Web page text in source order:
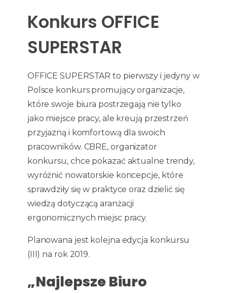
Konkurs OFFICE
SUPERSTAR
OFFICE SUPERSTAR to pierwszy i jedyny w
Polsce konkurs promujący organizacje,
które swoje biura postrzegają nie tylko
jako miejsce pracy, ale kreują przestrzeń
przyjazną i komfortową dla swoich
pracowników. CBRE, organizator
konkursu, chce pokazać aktualne trendy,
wyróżnić nowatorskie koncepcje, które
sprawdziły się w praktyce oraz dzielić się
wiedzą dotyczącą aranżacji
ergonomicznych miejsc pracy.
Planowana jest kolejna edycja konkursu
(III) na rok 2019.
„Najlepsze Biuro